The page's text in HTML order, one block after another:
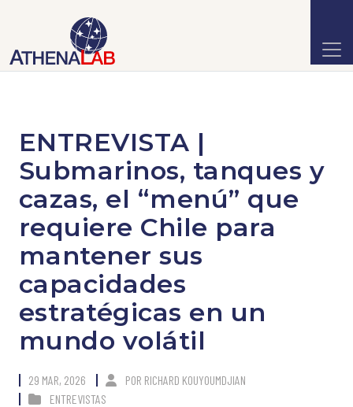
ENTREVISTA |
Submarinos, tanques y
cazas, el “menú” que
requiere Chile para
mantener sus
capacidades
estratégicas en un
mundo volátil
29 MAR, 2026 POR RICHARD KOUYOUMDJIAN
ENTREVISTAS